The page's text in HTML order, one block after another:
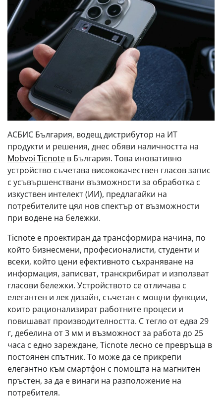
АСБИС България, водещ дистрибутор на ИТ
продукти и решения, днес обяви наличността на
Mobvoi Ticnote в България. Това иновативно
устройство съчетава висококачествен гласов запис
с усъвършенствани възможности за обработка с
изкуствен интелект (ИИ), предлагайки на
потребителите цял нов спектър от възможности
при водене на бележки.
Ticnote е проектиран да трансформира начина, по
който бизнесмени, професионалисти, студенти и
всеки, който цени ефективното съхраняване на
информация, записват, транскрибират и използват
гласови бележки. Устройството се отличава с
елегантен и лек дизайн, съчетан с мощни функции,
които рационализират работните процеси и
повишават производителността. С тегло от едва 29
г, дебелина от 3 мм и възможност за работа до 25
часа с едно зареждане, Ticnote лесно се превръща в
постоянен спътник. То може да се прикрепи
елегантно към смартфон с помощта на магнитен
пръстен, за да е винаги на разположение на
потребителя.